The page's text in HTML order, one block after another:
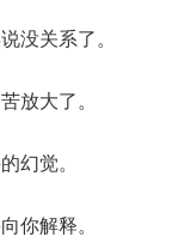
没关系了。
放大了。
幻觉。
你解释。